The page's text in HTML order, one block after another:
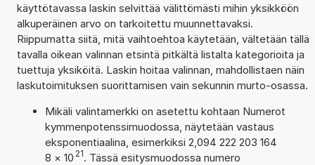
käyttötavassa laskin selvittää välittömästi mihin yksikköön
alkuperäinen arvo on tarkoitettu muunnettavaksi.
Riippumatta siitä, mitä vaihtoehtoa käytetään, vältetään tällä
tavalla oikean valinnan etsintä pitkältä listalta kategorioita ja
tuettuja yksiköitä. Laskin hoitaa valinnan, mahdollistaen näin
laskutoimituksen suorittamisen vain sekunnin murto-osassa.
Mikäli valintamerkki on asetettu kohtaan Numerot
kymmenpotenssimuodossa, näytetään vastaus
eksponentiaalina, esimerkiksi 2,094 222 203 164
8 × 10 21. Tässä esitysmuodossa numero